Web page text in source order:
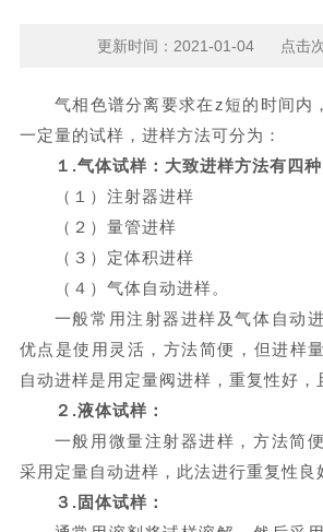
更新时间：2021-01-04 点击次
气相色谱分离要求在z短的时间内
一定量的试样，进样方法可分为：
１.气体试样：大致进样方法有四种
（１）注射器进样
（２）量管进样
（３）定体积进样
（４）气体自动进样。
一般常用注射器进样及气体自动
优点是使用灵活，方法简便，但进样
自动进样是用定量阀进样，重复性好，
２.液体试样：
一般用微量注射器进样，方法简
采用定量自动进样，此法进行重复性良
３.固体试样：